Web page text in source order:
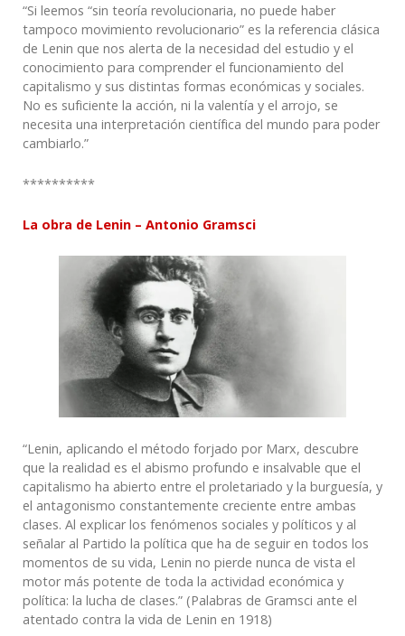
“Si leemos “sin teoría revolucionaria, no puede haber
tampoco movimiento revolucionario” es la referencia clásica
de Lenin que nos alerta de la necesidad del estudio y el
conocimiento para comprender el funcionamiento del
capitalismo y sus distintas formas económicas y sociales.
No es suficiente la acción, ni la valentía y el arrojo, se
necesita una interpretación científica del mundo para poder
cambiarlo.”
**********
La obra de Lenin – Antonio Gramsci
“Lenin, aplicando el método forjado por Marx, descubre
que la realidad es el abismo profundo e insalvable que el
capitalismo ha abierto entre el proletariado y la burguesía, y
el antagonismo constantemente creciente entre ambas
clases. Al explicar los fenómenos sociales y políticos y al
señalar al Partido la política que ha de seguir en todos los
momentos de su vida, Lenin no pierde nunca de vista el
motor más potente de toda la actividad económica y
política: la lucha de clases.” (Palabras de Gramsci ante el
atentado contra la vida de Lenin en 1918)